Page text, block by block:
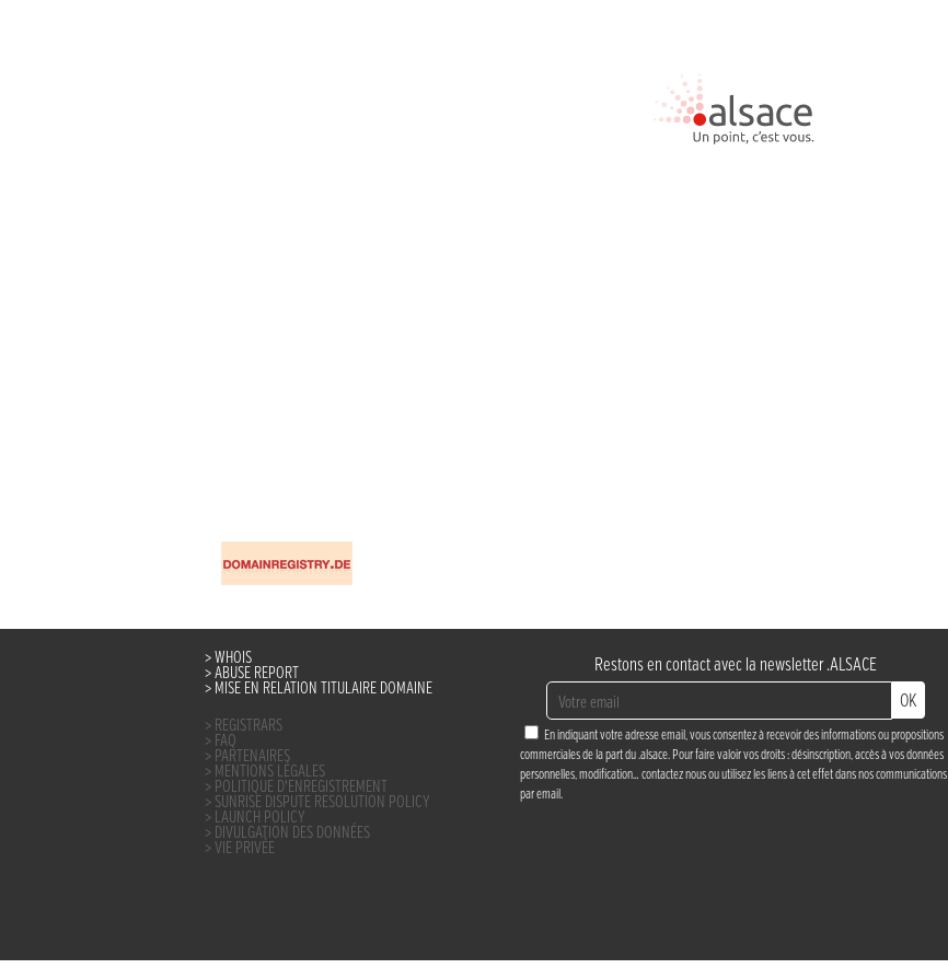
WHOIS
ABUSE REPORT
MISE EN RELATION TITULAIRE DOMAINE
REGISTRARS
FAQ
PARTENAIRES
MENTIONS LÉGALES
POLITIQUE D’ENREGISTREMENT
SUNRISE DISPUTE RESOLUTION POLICY
LAUNCH POLICY
DIVULGATION DES DONNÉES
VIE PRIVÉE
Restons en contact avec la newsletter .ALSACE
OK
En indiquant votre adresse email, vous consentez à recevoir des informations ou propositions
commerciales de la part du .alsace. Pour faire valoir vos droits : désinscription, accès à vos données
personnelles, modification… contactez nousou utilisez les liens à cet effet dans nos communications
par email.